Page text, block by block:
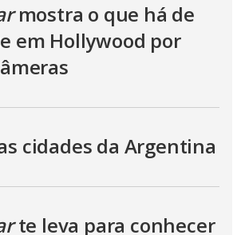
mostra o que há de
em Hollywood por
cidades da Argentina
te leva para conhecer